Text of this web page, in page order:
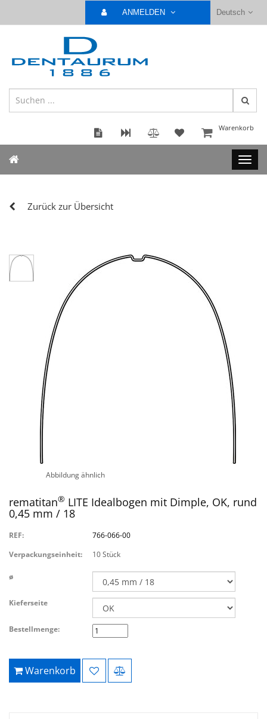
Deutsch
ANMELDEN
Warenkorb
Zurück zur Übersicht
Abbildung ähnlich
rematitan® LITE Idealbogen mit Dimple, OK, rund
0,45 mm / 18
REF:
766-066-00
Verpackungseinheit:
10 Stück
ø
Kieferseite
Bestellmenge:
Warenkorb